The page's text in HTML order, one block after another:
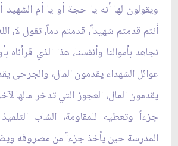
ويقولون لها أنه يا حجة أو يا أم
أنتم قدمتم شهيداً، قدمتم دماً، تقول لا،
نجاهد بأموالنا وأنفسنا، هذا الذي
عوائل الشهداء يقدمون المال، والجرحى
يقدمون المال، العجوز التي تدخر مالها
جزءاً وتعطيه للمقاومة، الشاب
المدرسة حين يأخذ جزءاً من مصروفه